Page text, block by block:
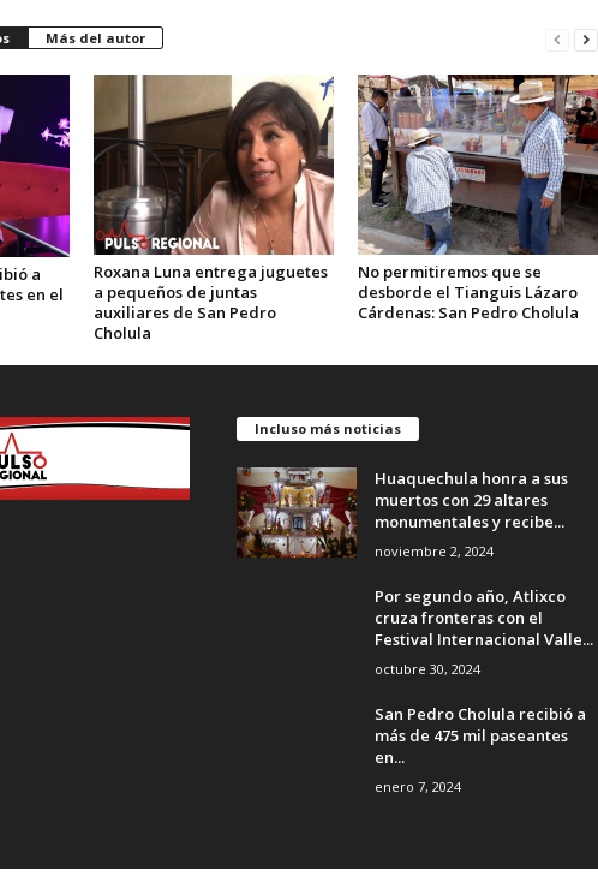
Más del autor
a
en el
Roxana Luna entrega juguetes
a pequeños de juntas
auxiliares de San Pedro
Cholula
No permitiremos que se
desborde el Tianguis Lázaro
Cárdenas: San Pedro Cholula
Incluso más noticias
Huaquechula honra a sus
muertos con 29 altares
monumentales y recibe...
noviembre 2, 2024
Por segundo año, Atlixco
cruza fronteras con el
Festival Internacional Valle...
octubre 30, 2024
San Pedro Cholula recibió a
más de 475 mil paseantes
en...
enero 7, 2024